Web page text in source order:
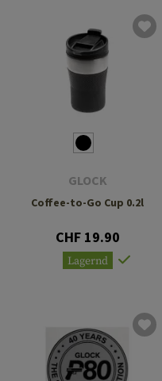
GLOCK
Coffee-to-Go Cup 0.2l
CHF 19.90
Lagernd